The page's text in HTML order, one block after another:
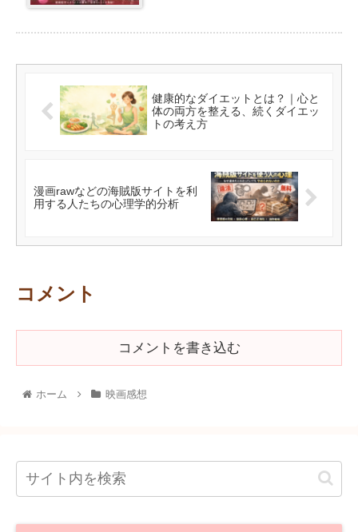
健康的なダイエットとは？｜心と
体の両方を整える、続くダイエッ
トの考え方
漫画rawなどの海賊版サイトを利
用する人たちの心理学的分析
コメント
コメントを書き込む
ホーム 映画感想